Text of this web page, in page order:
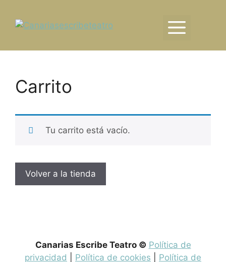
contenido
Carrito
Tu carrito está vacío.
Volver a la tienda
Canarias Escribe Teatro © Política de
privacidad
Política de cookies
Política de